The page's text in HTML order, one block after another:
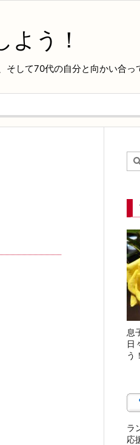
う！
して70代の自分と向かい合っ
息
日
う
ラ
応